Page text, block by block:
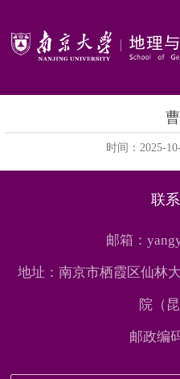
时间：2025-
联
邮箱：
地址：南京市栖霞区仙林
院（
邮政编